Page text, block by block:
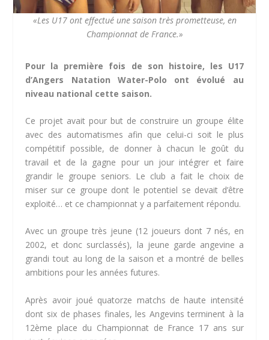
«Les U17 ont effectué une saison très prometteuse, en
Championnat de France.»
Pour la première fois de son histoire, les U17
d’Angers Natation Water-Polo ont évolué au
niveau national cette saison.
Ce projet avait pour but de construire un groupe élite
avec des automatismes afin que celui-ci soit le plus
compétitif possible, de donner à chacun le goût du
travail et de la gagne pour un jour intégrer et faire
grandir le groupe seniors. Le club a fait le choix de
miser sur ce groupe dont le potentiel se devait d’être
exploité… et ce championnat y a parfaitement répondu.
Avec un groupe très jeune (12 joueurs dont 7 nés, en
2002, et donc surclassés), la jeune garde angevine a
grandi tout au long de la saison et a montré de belles
ambitions pour les années futures.
Après avoir joué quatorze matchs de haute intensité
dont six de phases finales, les Angevins terminent à la
12ème place du Championnat de France 17 ans sur